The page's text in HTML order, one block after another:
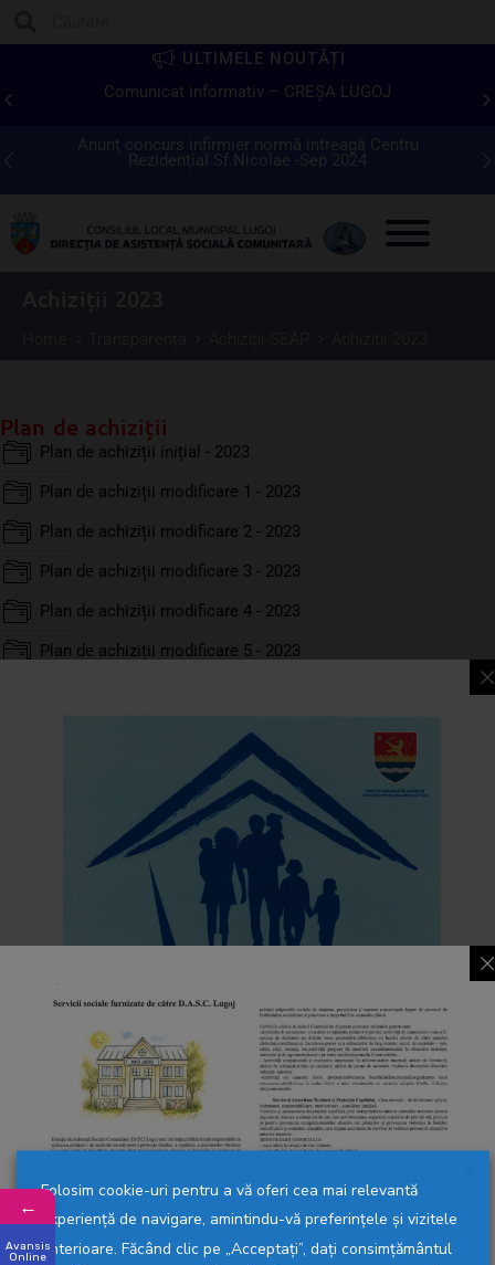
ULTIMELE NOUTĂȚI
Comunicat informativ – CREŞA LUGOJ
Anunţ concurs infirmier normă intreagă Centru
Rezidenţial Sf.Nicolae -Sep 2024
Plan de achiziții
Plan de achiziții inițial - 2023
Plan de achiziții modificare 1 - 2023
Plan de achiziții modificare 2 - 2023
Plan de achiziții modificare 3 - 2023
Plan de achiziții modificare 4 - 2023
Plan de achiziții modificare 5 - 2023
Plan de achiziții modificare 7 - 2023
Plan de achiziții modificare 8 - 2023
Achiziții SICAP
Anunțuri Publicitare SICAP - 2023
Anunțuri Directe SICAP - 2023
Autor:
Ultima modificare:25-10-2023, 18:36
Vizualizări: 1.676
Folosim cookie-uri pentru a vă oferi cea mai relevantă
experiență de navigare, amintindu-vă preferințele și vizitele
anterioare. Făcând clic pe „Acceptați”, dați consimțământul
←
Avansis
Online